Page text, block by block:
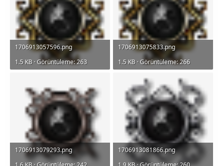
1706913057596.png
1.5 KB · Görüntüleme: 263
1706913075833.png
1.5 KB · Görüntüleme: 266
1706913079293.png
1706913081866.png